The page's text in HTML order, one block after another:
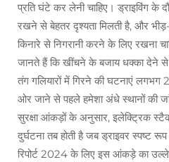
प्रति घंटे कर लेनी चाहिए। ड्राइविंग के
रखने से बेहतर दृश्यता मिलती है, और
किनारे से निगरानी करने के लिए रखना
जानते हैं कि खींचने के बजाय धक्का देने
तंग गलियारों में गिरने की घटनाएं लगभग
ओर जाने से पहले हमेशा अंधे स्थानों की
सुरक्षा आंकड़ों के अनुसार, इलेक्ट्रिक
दुर्घटना तब होती है जब ड्राइवर स्पष्ट
रिपोर्ट 2024 के लिए इस आंकड़े का